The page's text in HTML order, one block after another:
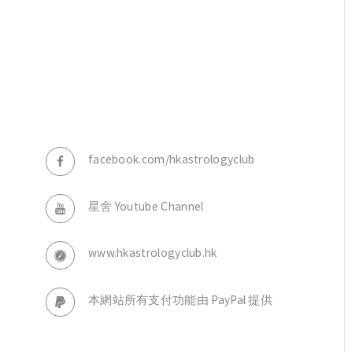
facebook.com/hkastrologyclub
星舍 Youtube Channel
www.hkastrologyclub.hk
本網站所有支付功能由 PayPal 提供